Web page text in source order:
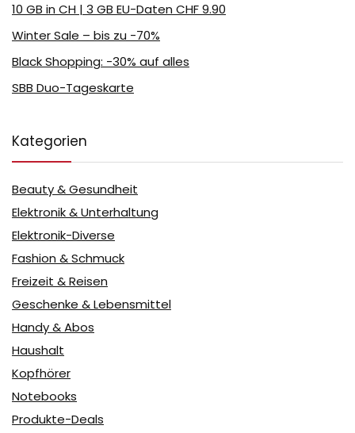
10 GB in CH | 3 GB EU-Daten CHF 9.90
Winter Sale – bis zu -70%
Black Shopping: -30% auf alles
SBB Duo-Tageskarte
Kategorien
Beauty & Gesundheit
Elektronik & Unterhaltung
Elektronik-Diverse
Fashion & Schmuck
Freizeit & Reisen
Geschenke & Lebensmittel
Handy & Abos
Haushalt
Kopfhörer
Notebooks
Produkte-Deals